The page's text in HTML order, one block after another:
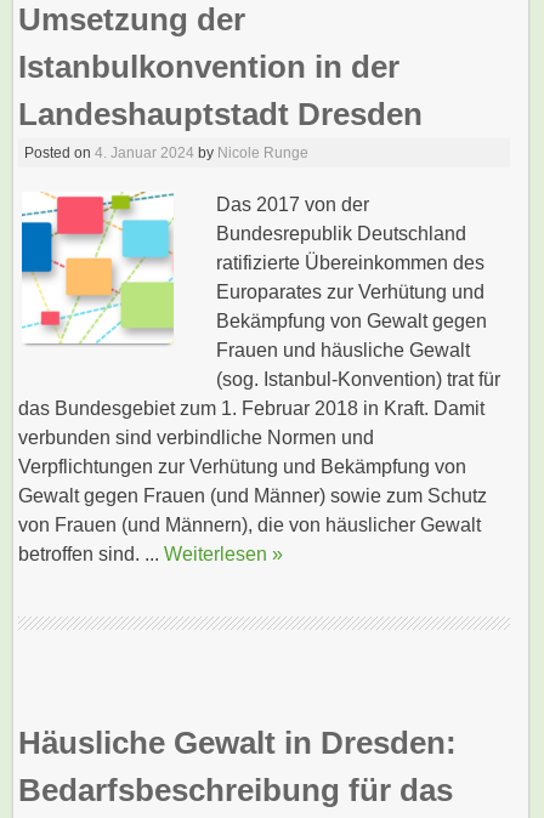
Umsetzung der
Istanbulkonvention in der
Landeshauptstadt Dresden
Posted on4. Januar 2024 by Nicole Runge
Das 2017 von der
Bundesrepublik Deutschland
ratifizierte Übereinkommen des
Europarates zur Verhütung und
Bekämpfung von Gewalt gegen
Frauen und häusliche Gewalt
(sog. Istanbul-Konvention) trat für
das Bundesgebiet zum 1. Februar 2018 in Kraft. Damit
verbunden sind verbindliche Normen und
Verpflichtungen zur Verhütung und Bekämpfung von
Gewalt gegen Frauen (und Männer) sowie zum Schutz
von Frauen (und Männern), die von häuslicher Gewalt
betroffen sind. ...Weiterlesen »
Häusliche Gewalt in Dresden:
Bedarfsbeschreibung für das